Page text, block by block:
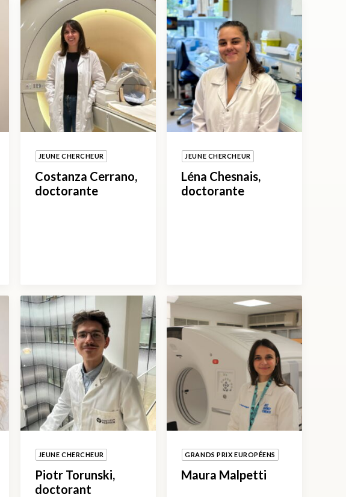
JEUNE CHERCHEUR
Costanza Cerrano,
doctorante
JEUNE CHERCHEUR
Léna Chesnais,
doctorante
JEUNE CHERCHEUR
Piotr Torunski,
doctorant
GRANDS PRIX EUROPÉENS
Maura Malpetti